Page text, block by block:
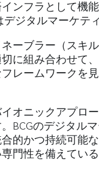
ンフラとして機
デジタルマーケテ
ーブラー（スキ
に組み合わせて
レームワークを
オニックアプロ
BCGのデジタル
合的かつ持続可能
門性を備えてい